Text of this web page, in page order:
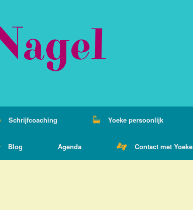
Schrijfcoaching Yoeke persoonlijk
Blog Agenda Contact met Yoeke